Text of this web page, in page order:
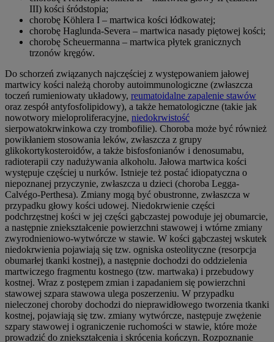
III) kości śródstopia;
chorobę Köhlera I – martwica kości łódkowatej;
chorobę Haglunda-Severa – martwica nasady piętowej kości;
chorobę Scheuermanna – martwica płytek granicznych
trzonów kręgów.
Do schorzeń związanych najczęściej z występowaniem jałowej
martwicy kości należą choroby autoimmunologiczne (zwłaszcza
toczeń rumieniowaty układowy, reumatoidalne zapalenie stawów
oraz zespół antyfosfolipidowy), a także hematologiczne (takie jak
nowotwory mieloproliferacyjne, niedokrwistość
sierpowatokrwinkowa czy trombofilie). Choroba może być również
powikłaniem stosowania leków, zwłaszcza z grupy
glikokortykosteroidów, a także bisfosfonianów i denosumabu,
radioterapii czy nadużywania alkoholu. Jałowa martwica kości
występuje częściej u nurków. Istnieje też postać idiopatyczna o
niepoznanej przyczynie, zwłaszcza u dzieci (choroba Legga-
Calvégo-Perthesa). Zmiany mogą być obustronne, zwłaszcza w
przypadku głowy kości udowej. Niedokrwienie części
podchrzęstnej kości w jej części gąbczastej powoduje jej obumarcie,
a następnie zniekształcenie powierzchni stawowej i wtórne zmiany
zwyrodnieniowo-wytwórcze w stawie. W kości gąbczastej wskutek
niedokrwienia pojawiają się tzw. ogniska osteolityczne (resorpcja
obumarłej tkanki kostnej), a następnie dochodzi do oddzielenia
martwiczego fragmentu kostnego (tzw. martwaka) i przebudowy
kostnej. Wraz z postępem zmian i zapadaniem się powierzchni
stawowej szpara stawowa ulega poszerzeniu. W przypadku
nieleczonej choroby dochodzi do nieprawidłowego tworzenia tkanki
kostnej, pojawiają się tzw. zmiany wytwórcze, następuje zwężenie
szpary stawowej i ograniczenie ruchomości w stawie, które może
prowadzić do zniekształcenia i skrócenia kończyn. Rozpoznanie